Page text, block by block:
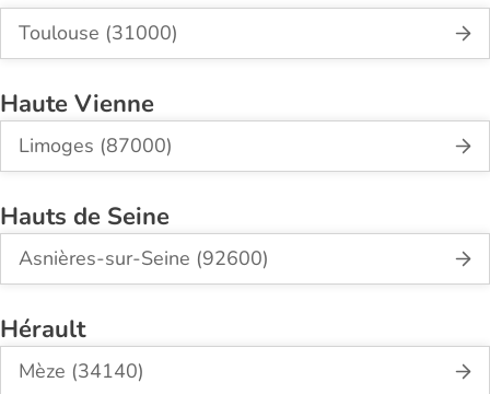
Toulouse (31000)
Haute Vienne
Limoges (87000)
Hauts de Seine
Asnières-sur-Seine (92600)
Hérault
Mèze (34140)